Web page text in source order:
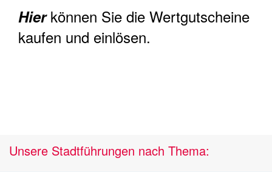
Hierkönnen Sie die Wertgutscheine
kaufen und einlösen.
Unsere Stadtführungen nach Thema: